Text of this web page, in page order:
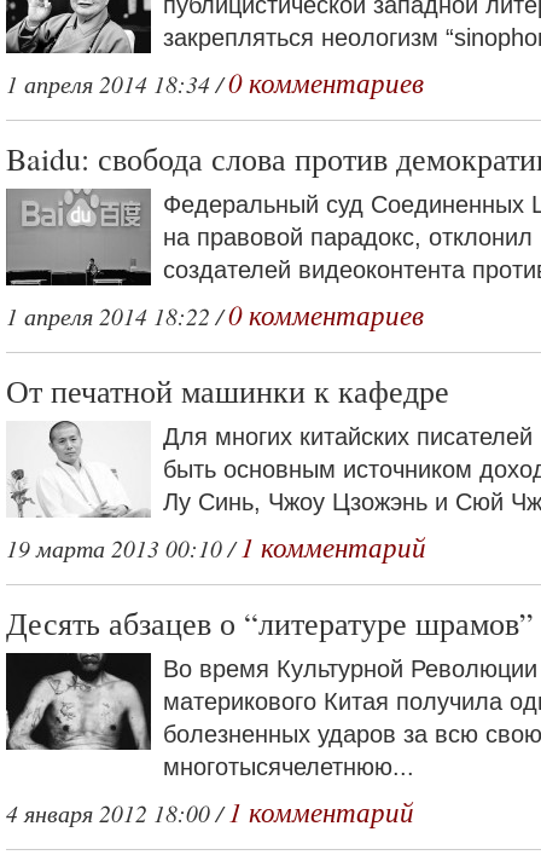
закрепляться неологизм
1 апреля 2014 18:34 /0 комментариев
Baidu: свобода слова против
Федеральный суд Соединенных
на правовой парадокс, отклонил
создателей видеоконтента
1 апреля 2014 18:22 /0 комментариев
От печатной машинки к кафедре
Для многих китайских
быть основным источником
Лу Синь, Чжоу Цзожэнь и Сюй
19 марта 2013 00:10 /1 комментарий
Десять абзацев о “литературе шрамов”
Во время Культурной Революции
материкового Китая получила
болезненных ударов за всю свою
многотысячелетнюю...
4 января 2012 18:00 /1 комментарий